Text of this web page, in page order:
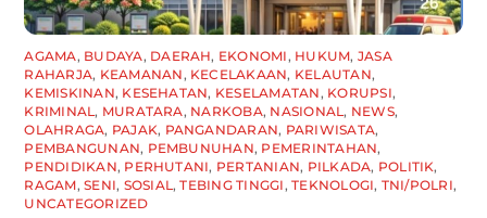
AGAMA, BUDAYA, DAERAH, EKONOMI, HUKUM, JASA
RAHARJA, KEAMANAN, KECELAKAAN, KELAUTAN,
KEMISKINAN, KESEHATAN, KESELAMATAN, KORUPSI,
KRIMINAL, MURATARA, NARKOBA, NASIONAL, NEWS,
OLAHRAGA, PAJAK, PANGANDARAN, PARIWISATA,
PEMBANGUNAN, PEMBUNUHAN, PEMERINTAHAN,
PENDIDIKAN, PERHUTANI, PERTANIAN, PILKADA, POLITIK,
RAGAM,SENI, SOSIAL,TEBING TINGGI,TEKNOLOGI, TNI/POLRI,
UNCATEGORIZED